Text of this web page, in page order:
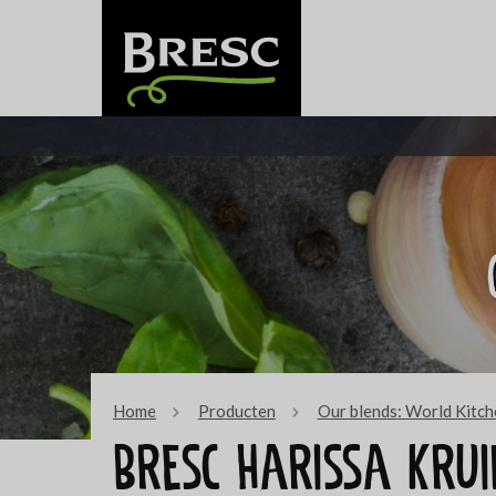
Home Producten Our blends: World
Bresc Harissa